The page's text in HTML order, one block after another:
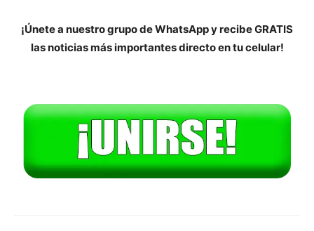
¡Únete a nuestro grupo de WhatsApp y recibe GRATIS
las noticias más importantes directo en tu celular!